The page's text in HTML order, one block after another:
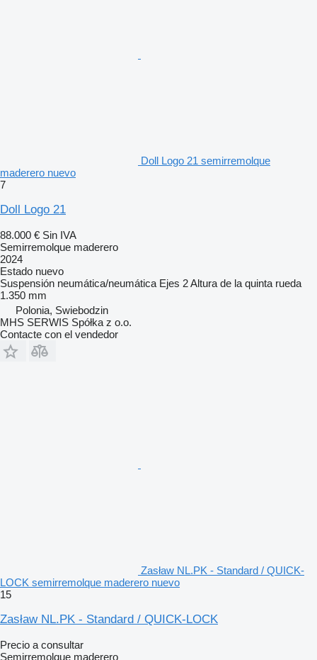
Doll Logo 21 semirremolque
maderero nuevo
7
Doll Logo 21
88.000 € Sin IVA
Semirremolque maderero
2024
Estado nuevo
Suspensión neumática/neumática Ejes 2Altura de la quinta rueda
1.350 mm
Polonia, Swiebodzin
MHS SERWIS Spółka z o.o.
Contacte con el vendedor
Zasław NL.PK - Standard / QUICK-
LOCK semirremolque maderero nuevo
15
Zasław NL.PK - Standard / QUICK-LOCK
Precio a consultar
Semirremolque maderero